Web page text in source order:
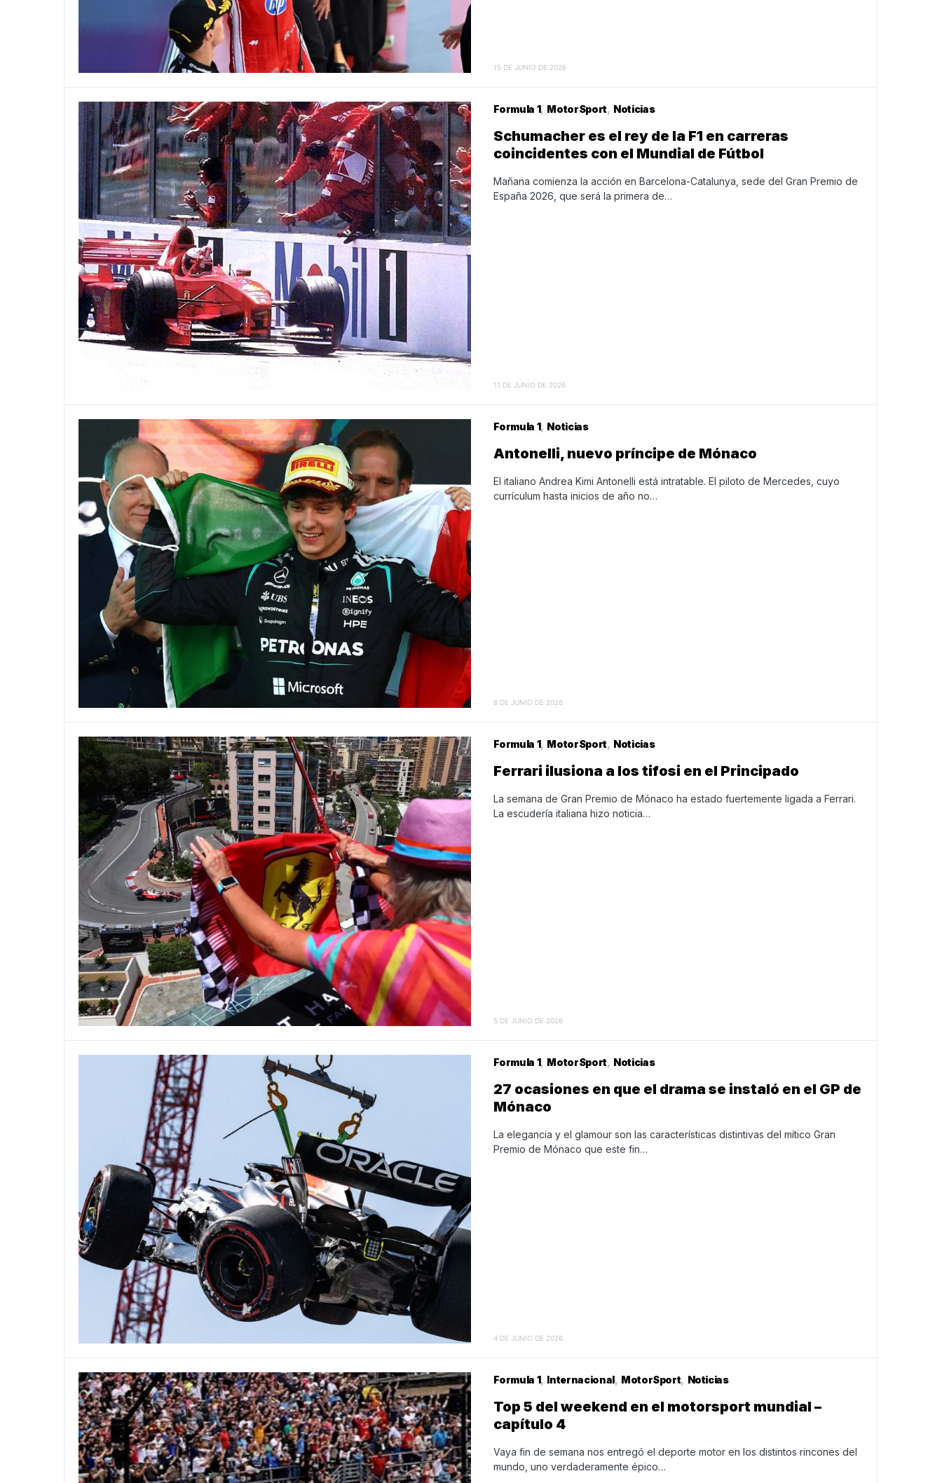
15 DE JUNIO DE 2026
Formula 1 MotorSport Noticias
Schumacher es el rey de la F1 en carreras
coincidentes con el Mundial de Fútbol
Mañana comienza la acción en Barcelona-Catalunya, sede del Gran Premio de
España 2026, que será la primera de…
11 DE JUNIO DE 2026
Formula 1 Noticias
Antonelli, nuevo príncipe de Mónaco
El italiano Andrea Kimi Antonelli está intratable. El piloto de Mercedes, cuyo
currículum hasta inicios de año no…
8 DE JUNIO DE 2026
Formula 1 MotorSport Noticias
Ferrari ilusiona a los tifosi en el Principado
La semana de Gran Premio de Mónaco ha estado fuertemente ligada a Ferrari.
La escudería italiana hizo noticia…
5 DE JUNIO DE 2026
Formula 1 MotorSport Noticias
27 ocasiones en que el drama se instaló en el GP de
Mónaco
La elegancia y el glamour son las características distintivas del mítico Gran
Premio de Mónaco que este fin…
4 DE JUNIO DE 2026
Formula 1 Internacional MotorSport Noticias
Top 5 del weekend en el motorsport mundial –
capítulo 4
Vaya fin de semana nos entregó el deporte motor en los distintos rincones del
mundo, uno verdaderamente épico…